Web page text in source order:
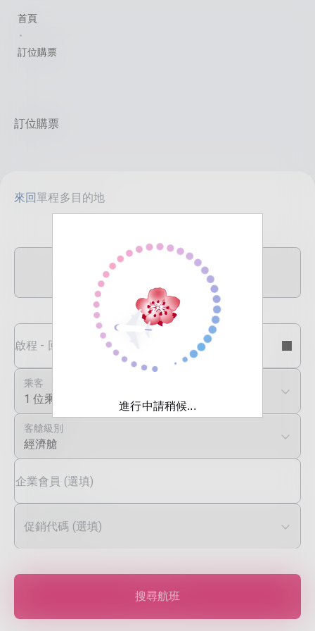
首頁
訂位購票
訂位購票
來回單程多目的地
臺北(桃園)
啟程 - 回程日期
乘客
1 位乘客
客艙級別
經濟艙
企業會員 (選填)
促銷代碼 (選填)
搜尋航班
進行中請稍候...